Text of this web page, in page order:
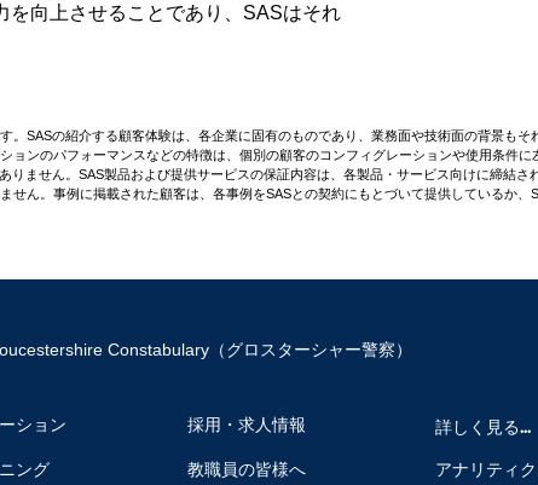
を向上させることであり、SASはそれ
SASの紹介する顧客体験は、各企業に固有のものであり、業務面や技術面の背景もそ
ンのパフォーマンスなどの特徴は、個別の顧客のコンフィグレーションや使用条件に
ません。SAS製品および提供サービスの保証内容は、各製品・サービス向けに締結さ
ん。事例に掲載された顧客は、各事例をSASとの契約にもとづいて提供しているか、
Constabulary（グロスターシャー警察）
ション
ング
採用・求人情報
教職員の皆様へ
詳しく見る...
アナリティ